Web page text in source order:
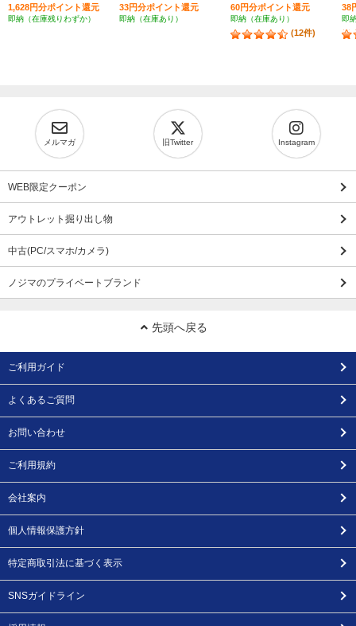
1,628円分ポイント還元
即納（在庫残りわずか）
33円分ポイント還元
即納（在庫あり）
60円分ポイント還元
即納（在庫あり）
(12件)
38
即
メルマガ 旧Twitter Instagram
WEB限定クーポン
アウトレット掘り出し物
中古(PC/スマホ/カメラ)
ノジマのプライベートブランド
先頭へ戻る
ご利用ガイド
よくあるご質問
お問い合わせ
ご利用規約
会社案内
個人情報保護方針
特定商取引法に基づく表示
SNSガイドライン